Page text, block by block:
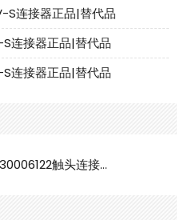
S连接器正品|替代品
连接器正品|替代品
连接器正品|替代品
触头连接器-兼容HARTING|09330006122触头连接器替代品说明